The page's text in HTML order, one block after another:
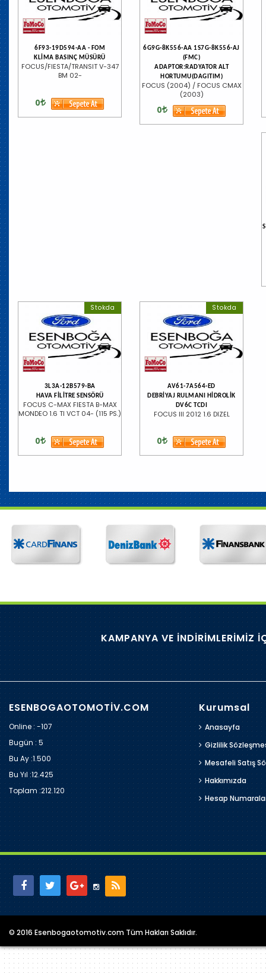
6F93-19D594-AA - FOM
KLİMA BASINÇ MÜSÜRÜ
FOCUS/FIESTA/TRANSIT V-347
BM 02-
0
6G9G-8K556-AA 1S7G-8K556-AJ
(FMC)
ADAPTOR:RADYATOR ALT
HORTUMU(DAGITIM)
FOCUS (2004) / FOCUS CMAX
(2003)
0
Stokda
3L3A-12B579-BA
HAVA FİLİTRE SENSÖRÜ
FOCUS C-MAX FIESTA B-MAX
MONDEO 1.6 TI VCT 04- (115 PS.)
0
Stokda
AV61-7A564-ED
DEBRİYAJ RULMANI HİDROLİK
DV6C TCDI
FOCUS III 2012 1.6 DIZEL
0
KAMPANYA VE İNDİRİMLERİMİZ
ESENBOGAOTOMOTİV.COM
Online : -107
Bugün :5
Bu Ay :1.500
Bu Yıl :12.425
Toplam :212.120
Kurumsal
Anasayfa
Gizlilik
Mesafeli Satış
Hakkımızda
Hesap
© 2016 Esenbogaotomotiv.com Tüm Hakları Saklıdır.